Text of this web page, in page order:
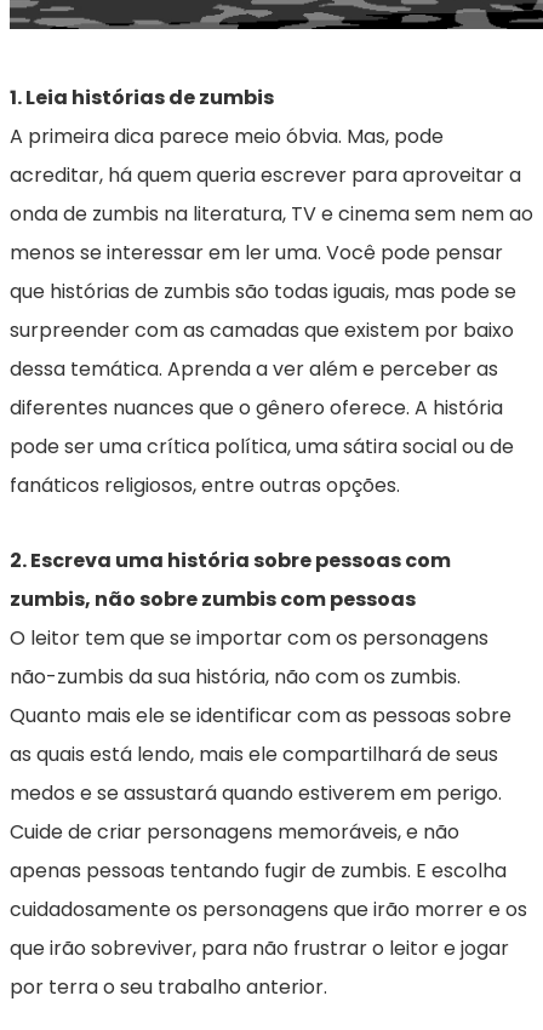
1. Leia histórias de zumbis
A primeira dica parece meio óbvia. Mas, pode
acreditar, há quem queria escrever para aproveitar a
onda de zumbis na literatura, TV e cinema sem nem ao
menos se interessar em ler uma. Você pode pensar
que histórias de zumbis são todas iguais, mas pode se
surpreender com as camadas que existem por baixo
dessa temática. Aprenda a ver além e perceber as
diferentes nuances que o gênero oferece. A história
pode ser uma crítica política, uma sátira social ou de
fanáticos religiosos, entre outras opções.
2. Escreva uma história sobre pessoas com
zumbis, não sobre zumbis com pessoas
O leitor tem que se importar com os personagens
não-zumbis da sua história, não com os zumbis.
Quanto mais ele se identificar com as pessoas sobre
as quais está lendo, mais ele compartilhará de seus
medos e se assustará quando estiverem em perigo.
Cuide de criar personagens memoráveis, e não
apenas pessoas tentando fugir de zumbis. E escolha
cuidadosamente os personagens que irão morrer e os
que irão sobreviver, para não frustrar o leitor e jogar
por terra o seu trabalho anterior.